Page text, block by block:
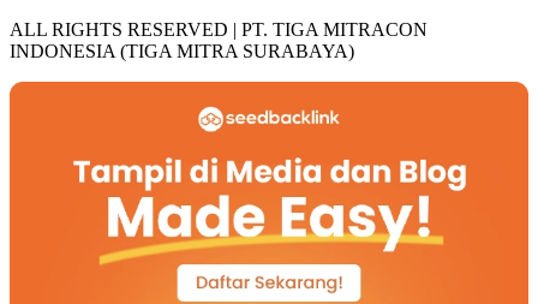
ALL RIGHTS RESERVED | PT. TIGA MITRACON
INDONESIA (TIGA MITRA SURABAYA)